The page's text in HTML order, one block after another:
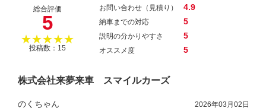
総合評価
5
★★★★★
投稿数：15
お問い合わせ（見積り） 4.9
納車までの対応 5
説明の分かりやすさ 5
オススメ度 5
株式会社来夢来車 スマイルカーズ
のくちゃん 2026年03月02日